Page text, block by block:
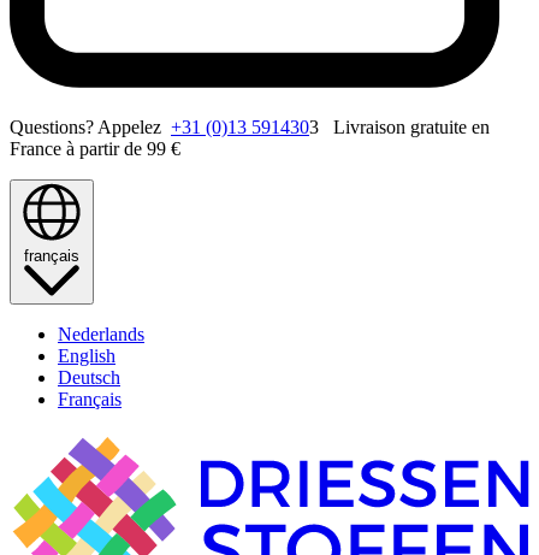
Questions? Appelez +31 (0)13 5914303 Livraison gratuite en
France à partir de 99 €
français
Nederlands
English
Deutsch
Français